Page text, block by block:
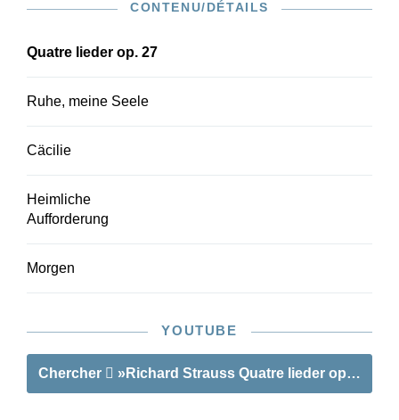
exploité pour cette édition urtext.
CONTENU/DÉTAILS
Quatre lieder op. 27
Ruhe, meine Seele
Cäcilie
Heimliche
Aufforderung
Morgen
YOUTUBE
Chercher »Richard Strauss Quatre lieder op. 27«